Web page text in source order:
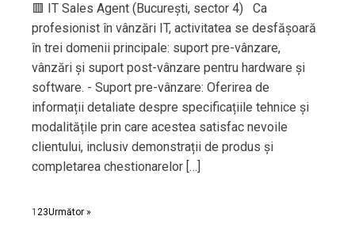
🟥 IT Sales Agent (București, sector 4) Ca
profesionist în vânzări IT, activitatea se desfășoară
în trei domenii principale: suport pre-vânzare,
vânzări și suport post-vânzare pentru hardware și
software. - Suport pre-vânzare: Oferirea de
informații detaliate despre specificațiile tehnice și
modalitățile prin care acestea satisfac nevoile
clientului, inclusiv demonstrații de produs și
completarea chestionarelor […]
1 23Următor »